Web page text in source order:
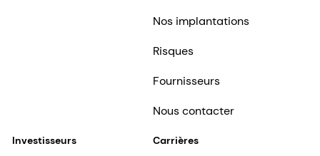
Nos implantations
Risques
Fournisseurs
Nous contacter
Investisseurs Carrières